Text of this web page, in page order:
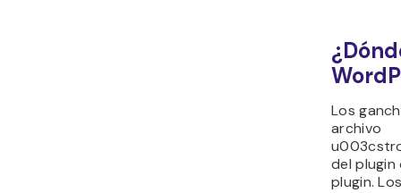
Los
archivo
del
plugin.